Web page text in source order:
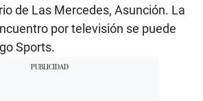
de Las Mercedes, Asunción. La
por televisión se puede
Sports.